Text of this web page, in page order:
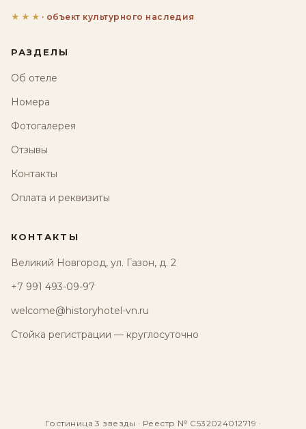
★★★ · объект культурного наследия
РАЗДЕЛЫ
Об отеле
Номера
Фотогалерея
Отзывы
Контакты
Оплата и реквизиты
КОНТАКТЫ
Великий Новгород, ул. Газон, д. 2
+7 991 493-09-97
welcome@historyhotel-vn.ru
Стойка регистрации — круглосуточно
Гостиница 3 звезды · Реестр № С532024012719 ·